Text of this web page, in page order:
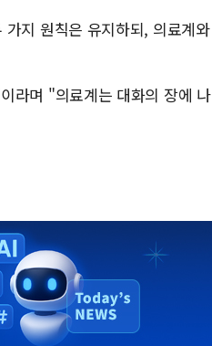
지 원칙은 유지하되, 의료계와
라며 "의료계는 대화의 장에 나